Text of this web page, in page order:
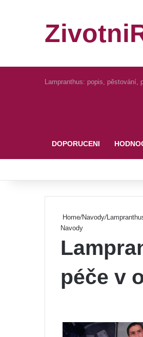
Lampranthus: popis, pěstování,
DOPORUCENI
Home/Navody/
Navody
péče v